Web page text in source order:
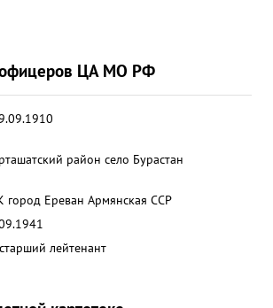
офицеров ЦА МО РФ
район село Бурастан
город Ереван Армянская ССР
старший лейтенант